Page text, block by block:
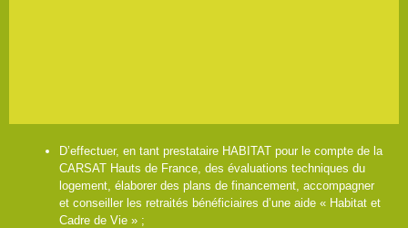
D’effectuer, en tant prestataire HABITAT pour le compte de la
CARSAT Hauts de France, des évaluations techniques du
logement, élaborer des plans de financement, accompagner
et conseiller les retraités bénéficiaires d’une aide « Habitat et
Cadre de Vie » ;